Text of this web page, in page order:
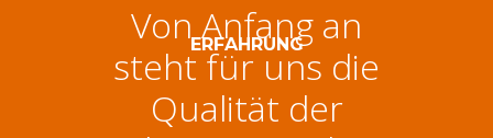
Von Anfang an
steht für uns die
Qualität der
ERFAHRUNG